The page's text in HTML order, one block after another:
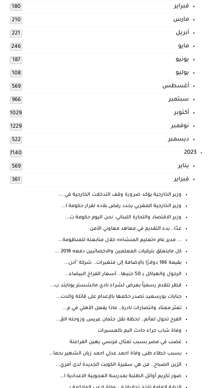
فبراير 180
مارس 210
أبريل 221
مايو 246
يونيو 187
يوليو 108
أغسطس 569
سبتمبر 966
أكتوبر 1029
نوفمبر 1229
ديسمبر 522
2023
7140
يناير 569
فبراير 361
وزير الخارجية يؤكد ضرورة وقف التدخلات الخارجية في ...
وزير الخارجية المغربي يجدد رفض بلاده لقرار حكومة ا...
وزير الاقتصاد والتجارة اللبناني: نحن اليوم حكومة ت...
غدًا.. بدء التقديم في معاهد معاوني الأمن
... مدير عام «تعليم المنشاه» خلال متابعته للمنظومة...
كل مايتعلق بترقيات المعلمين والاخصائيين دفعه 2018 ...
بقيمة 186 دولارًا بالإضافة إلى متغيرات.. شركة "أدن...
الرجول والهياكل بـ 50 جنيها.. أسعار الفراخ البيضاء...
قطر تتقدم رسمياً بعرض لشراء نادي مانشستر يونايتد ب...
جنايات بورسعيد تصدر حكمها بالإعدام على قاتلة والدت...
تعثر معتاد وانتصارات نادرة.. ماذا يفعل الأهلي في م...
الفرح تحول لمأتم.. لحظة نقل جثمان عريس وزوجته المُ...
وفاة شاب جراء حادث اليم بالعسيرات
غضب في مصر بسبب تمثال فرنسي يهين الفراعنة
بسبب خطاء طبى وفاة احمد عدلي احمد زيان الشهير بحما...
الزين الصباح.. من هي سفيرة الكويت الجديدة لدى أمري...
صور تكريم أوائل الطلبة بمدرسة العجوبية الاعدادية ا...